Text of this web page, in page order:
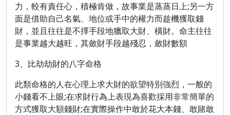
力，較有責任心，積極肯做，故事業是蒸蒸日上;另一方
面是借助自己名氣、地位或手中的權力而趁機獲取錢
財，並且往往是不擇手段地獵取大財、橫財。命主往往
是事業越大越旺，其斂財手段越殘忍，斂財數額
3、比劫劫財的八字命格
此類命格的人在心理上求大財的欲望特別強烈，一般的
小錢看不上眼;在求財行為上表現為喜歡採用非常簡單的
方式獲取大額錢財;在實際操作中敢於花大本錢、敢賭敢